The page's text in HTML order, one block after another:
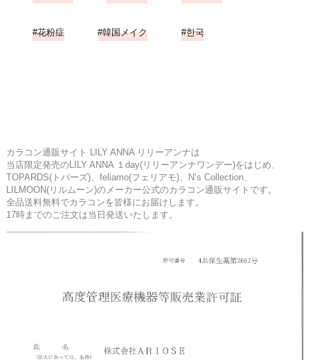
花粉症 韓国メイク 한국
カラコン通販サイト LILY ANNA リリーアンナは
当店限定発売のLILY ANNA １day(リリーアンナワンデー)をはじめ、
TOPARDS(トパーズ)、feliamo(フェリアモ)、N’s Collection、
LILMOON(リルムーン)のメーカー公式のカラコン通販サイトです。
全品送料無料でカラコンを皆様にお届けします。
17時までのご注文は当日発送いたします。